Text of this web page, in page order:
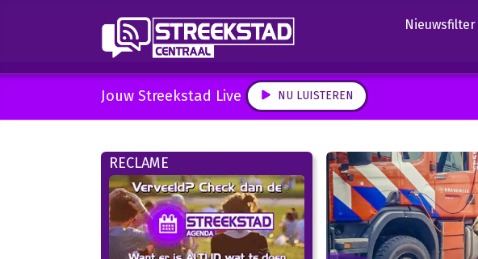
Nieuwsfilter
Jouw Streekstad Live NU LUISTEREN
RECLAME